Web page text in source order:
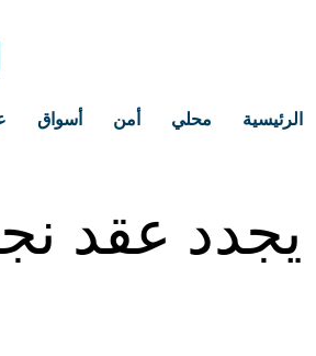
الرئيسية محلي أمن أسواق
يجدد عقد